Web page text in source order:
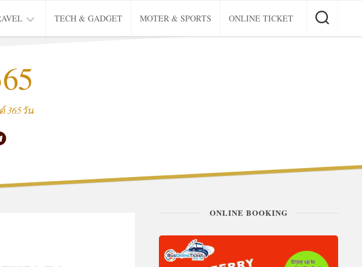
TECH & GADGET MOTER & SPORTS ONLINE TICKET
365วัน
ONLINE BOOKING